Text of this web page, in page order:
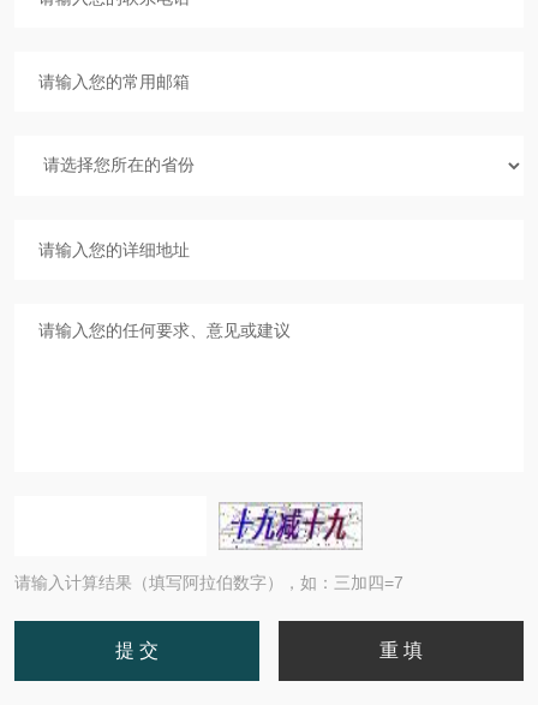
请输入计算结果（填写阿拉伯数字），如：三加四=7